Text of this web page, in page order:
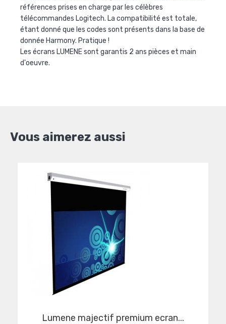
références prises en charge par les célèbres
télécommandes Logitech. La compatibilité est totale,
étant donné que les codes sont présents dans la base de
donnée Harmony. Pratique !
Les écrans LUMENE sont garantis 2 ans pièces et main
d'oeuvre.
Vous aimerez aussi
lumene majectif premium ecran...